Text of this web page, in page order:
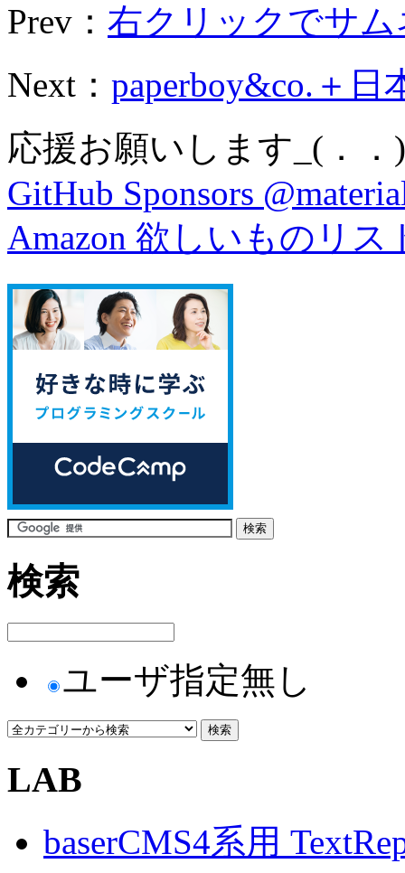
Prev： 右クリックでサ
Next： paperboy&co.＋日
応援お願いします_(．．
GitHub Sponsors
Amazon 欲しいものリス
検索
ユーザ指定無し
LAB
baserCMS4系用